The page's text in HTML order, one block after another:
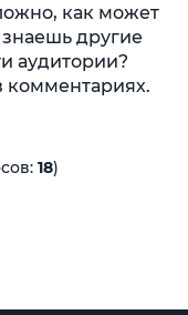
как может
другие
аудитории?
комментариях.
18)